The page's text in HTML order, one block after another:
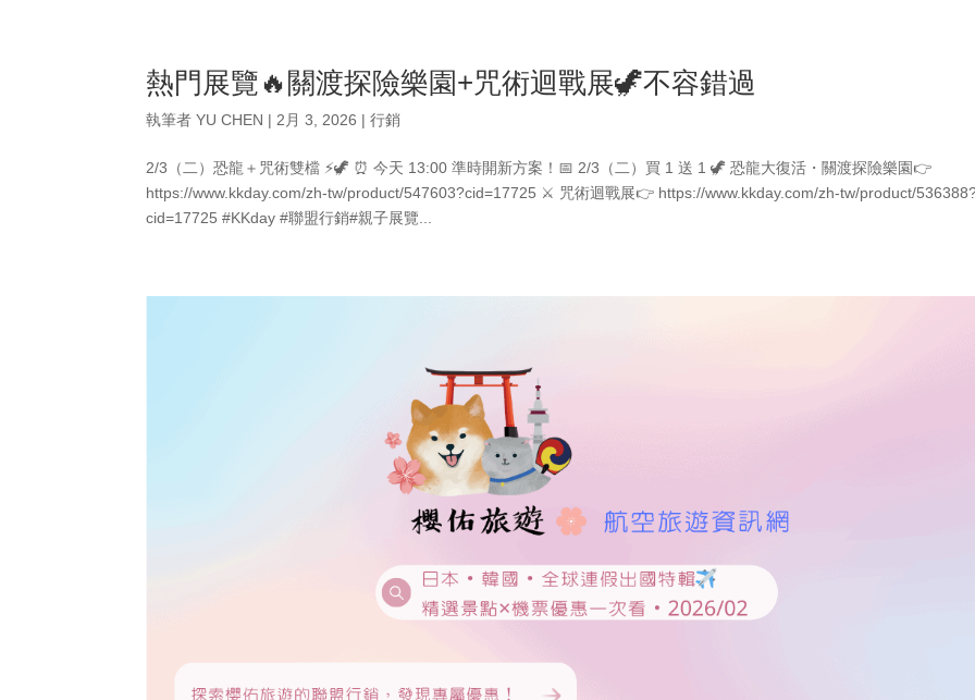
熱門展覽🔥關渡探險樂園+咒術迴戰展🦖不容錯過
執筆者YU CHEN | 2月 3, 2026 |行銷
2/3（二）恐龍＋咒術雙檔 ⚡️🦖 ⏰ 今天 13:00 準時開新方案！📅 2/3（二）買 1 送 1 🦖 恐龍大復活・關渡探險樂園👉
https://www.kkday.com/zh-tw/product/547603?cid=17725 ⚔️ 咒術迴戰展👉 https://www.kkday.com/zh-tw/product/
cid=17725 #KKday #聯盟行銷#親子展覽...